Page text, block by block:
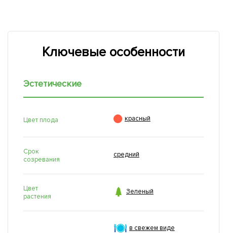
Ключевые особенности
Эстетические
Цвет плода  красный
Срок
созревания
средний
Цвет
растения
 Зеленый
в свежем виде